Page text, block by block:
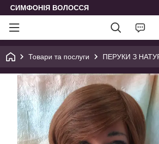
СИМФОНІЯ ВОЛОССЯ
Товари та послуги ПЕРУКИ З